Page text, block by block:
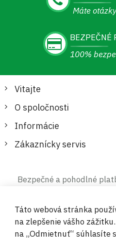
Máte
BEZPEČNÉ
100%
Vitajte
O spoločnosti
Informácie
Zákaznícky servis
Bezpečné a pohodlné
Táto webová stránka
na zlepšenie vášho
na „Odmietnuť“ súhlasíte s